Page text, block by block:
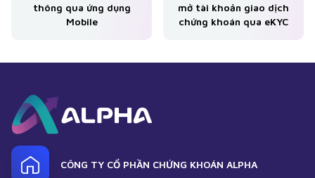
thông qua ứng dụng
Mobile
mở tài khoản giao dịch
chứng khoán qua eKYC
CÔNG TY CỔ PHẦN CHỨNG KHOÁN ALPHA